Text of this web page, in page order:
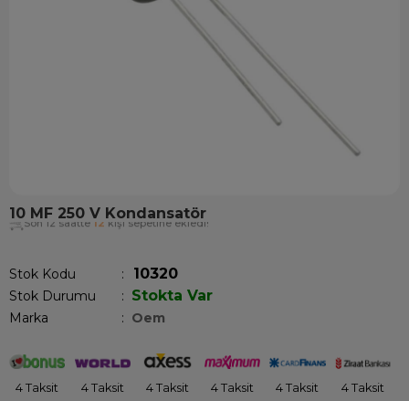
10 MF 250 V Kondansatör
Son 12 saatte 12 kişi sepetine ekledi!
Stok Kodu 10320
Stok Durumu : Stokta Var
Marka : Oem
4 Taksit 4 Taksit 4 Taksit 4 Taksit 4 Taksit 4 Taksit